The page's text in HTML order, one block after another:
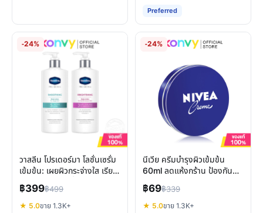
Preferred
-24%
วาสลีน โปรเดอร์มา โลชั่นเซรั่ม
เข้มข้น: เผยผิวกระจ่างใส เรียบ
เนียน เลือกสูตรที่ใช่
฿399฿499
★ 5.0ขาย 1.3K+
-24%
นีเวีย ครีมบำรุงผิวเข้มข้น
60ml ลดแห้งกร้าน ป้องกัน
รอยแตกลาย
฿69฿339
★ 5.0ขาย 1.3K+